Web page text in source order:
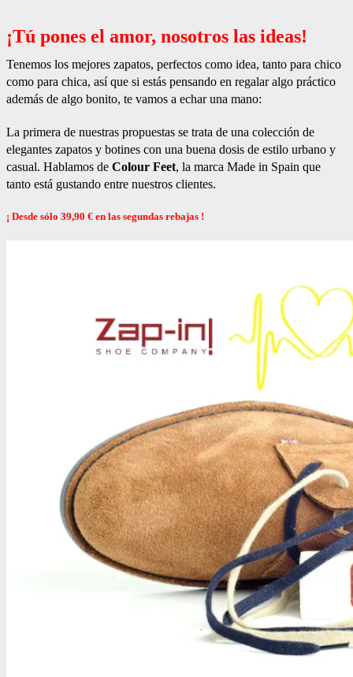
¡Tú pones el amor, nosotros las ideas!
Tenemos los mejores zapatos, perfectos como idea, tanto para chico
como para chica, así que si estás pensando en regalar algo práctico
además de algo bonito, te vamos a echar una mano:
La primera de nuestras propuestas se trata de una colección de
elegantes zapatos y botines con una buena dosis de estilo urbano y
casual. Hablamos de Colour Feet, la marca Made in Spain que
tanto está gustando entre nuestros clientes.
¡ Desde sólo 39,90 € en las segundas rebajas !